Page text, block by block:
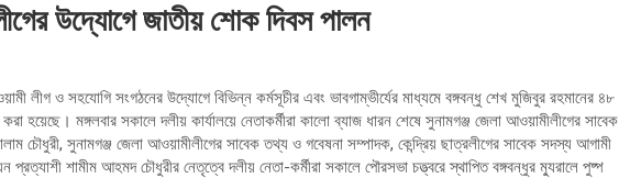
উদ্যোগে জাতীয় শোক দিবস পালন
লীগ ও সহযোগি সংগঠনের উদ্যোগে বিভিন্ন কর্মসূচীর এবং ভাবগাম্ভীর্যের মাধ্যমে বঙ্গবন্ধু শেখ মুজিবুর রহমানের ৪৮
হয়েছে। মঙ্গলবার সকালে দলীয় কার্যালয়ে নেতাকর্মীরা কালো ব্যাজ ধারন শেষে সুনামগঞ্জ জেলা আওয়ামীলীগের সাবেক
চৌধুরী, সুনামগঞ্জ জেলা আওয়ামীলীগের সাবেক তথ্য ও গবেষনা সম্পাদক, কেন্দ্রিয় ছাত্রলীগের সাবেক সদস্য আগামী
প্রত্যাশী শামীম আহমদ চৌধুরীর নেতৃত্বে দলীয় নেতা-কর্মীরা সকালে পৌরসভা চত্ত্বরে স্থাপিত বঙ্গবন্ধুর ম্যুরালে পুষ্প